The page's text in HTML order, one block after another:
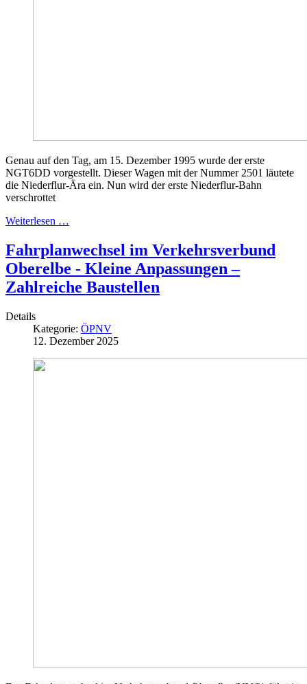
Genau auf den Tag, am 15. Dezember 1995 wurde der erste
NGT6DD vorgestellt. Dieser Wagen mit der Nummer 2501 läutete
die Niederflur-Ära ein. Nun wird der erste Niederflur-Bahn
verschrottet
Weiterlesen …
Fahrplanwechsel im Verkehrsverbund
Oberelbe - Kleine Anpassungen –
Zahlreiche Baustellen
Details
Kategorie: ÖPNV
12. Dezember 2025